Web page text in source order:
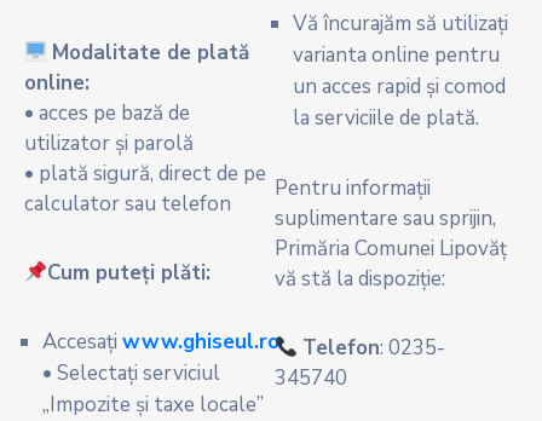
Modalitate de plată
online:
• acces pe bază de
utilizator și parolă
• plată sigură, direct de pe
calculator sau telefon
Cum puteți plăti:
Accesați www.ghiseul.ro
• Selectați serviciul
„Impozite și taxe locale”
Vă încurajăm să utilizați
varianta online pentru
un acces rapid și comod
la serviciile de plată.
Pentru informații
suplimentare sau sprijin,
Primăria Comunei Lipovăț
vă stă la dispoziție:
Telefon: 0235-
345740